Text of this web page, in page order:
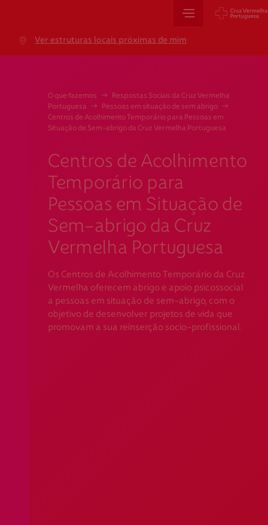
Ver estruturas locais próximas de mim
sede@cruzvermelha.org.pt
+351 213 913 900
Cartão de Saúde
Avenida Casal Ribeiro, 59, 6º, 1049-053 Lisboa
gestao.cartaocvp@cruzvermelha.org.pt
+351 707 10 28 28
Apoio ao Doador
consigo.mais@cruzvermelha.org.pt
O que fazemos →
Respostas Sociais da Cruz Vermelha
Portuguesa
→ Pessoas em situação de sem abrigo
→
Centros de Acolhimento Temporário para Pessoas em
Situação de Sem-abrigo da Cruz Vermelha Portuguesa
Centros de Acolhimento
Temporário para
Pessoas em Situação de
Sem-abrigo da Cruz
Vermelha Portuguesa
Os Centros de Acolhimento Temporário da Cruz
Vermelha oferecem abrigo e apoio psicossocial
a pessoas em situação de sem-abrigo, com o
objetivo de desenvolver projetos de vida que
promovam a sua reinserção socio-profissional.